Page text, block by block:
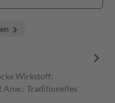
Wirkstoff:
Anw.: Traditionelles